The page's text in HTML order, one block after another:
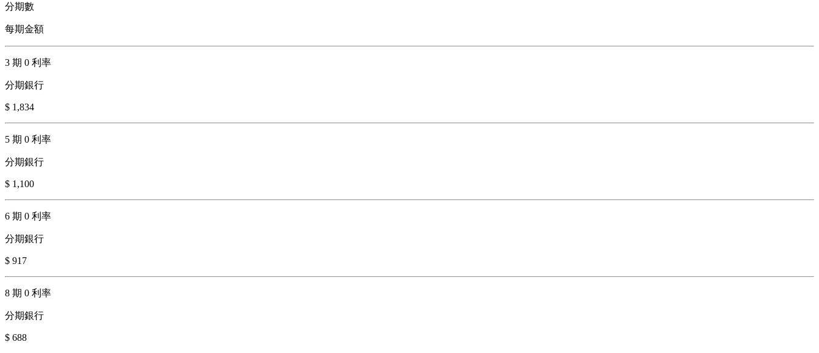
分期數
每期金額
3 期 0 利率
分期銀行
$ 1,834
5 期 0 利率
分期銀行
$ 1,100
6 期 0 利率
分期銀行
$ 917
8 期 0 利率
分期銀行
$ 688